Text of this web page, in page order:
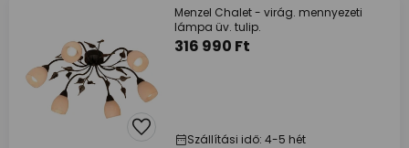
Menzel Chalet - virág. mennyezeti
lámpa üv. tulip.
316 990 Ft
Szállítási idő: 4-5 hét